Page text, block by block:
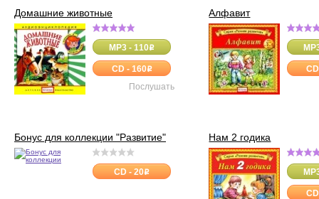
Домашние животные
MP3 - 110o
CD - 160o
Послушать
Алфавит
Бонус для коллекции "Развитие"
CD - 20o
Нам 2 годика